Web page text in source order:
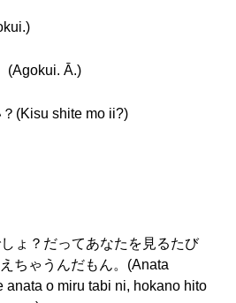
(Agokui. Ā.)
(Kisu shite mo ii?)
ょ？だってあなたを見るたび
ちゃうんだもん。(Anata
anata o miru tabi ni, hokano hito